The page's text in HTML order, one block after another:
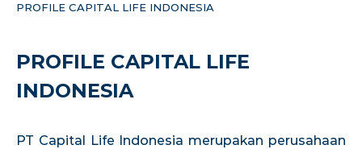
PROFILE CAPITAL LIFE INDONESIA
PROFILE CAPITAL LIFE
INDONESIA
PT Capital Life Indonesia merupakan perusahaan